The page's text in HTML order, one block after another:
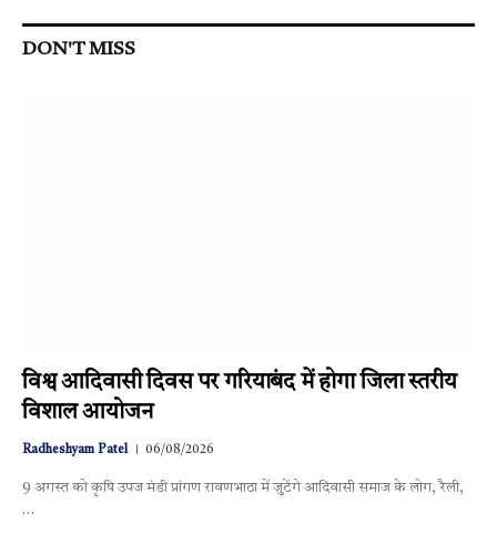
DON'T MISS
विश्व आदिवासी दिवस पर गरियाबंद में होगा जिला स्तरीय
विशाल आयोजन
Radheshyam Patel 06/08/2026
9 अगस्त को कृषि उपज मंडी प्रांगण रावणभाठा में जुटेंगे आदिवासी समाज के लोग, रैली,
…